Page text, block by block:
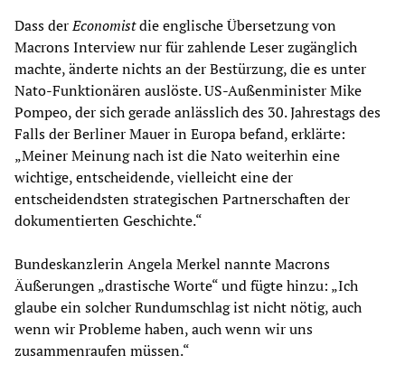
Dass derEconomistdie englische Übersetzung von
Macrons Interview nur für zahlende Leser zugänglich
machte, änderte nichts an der Bestürzung, die es unter
Nato-Funktionären auslöste. US-Außenminister Mike
Pompeo, der sich gerade anlässlich des 30. Jahrestags des
Falls der Berliner Mauer in Europa befand, erklärte:
„Meiner Meinung nach ist die Nato weiterhin eine
wichtige, entscheidende, vielleicht eine der
entscheidendsten strategischen Partnerschaften der
dokumentierten Geschichte.“
Bundeskanzlerin Angela Merkel nannte Macrons
Äußerungen „drastische Worte“ und fügte hinzu: „Ich
glaube ein solcher Rundumschlag ist nicht nötig, auch
wenn wir Probleme haben, auch wenn wir uns
zusammenraufen müssen.“